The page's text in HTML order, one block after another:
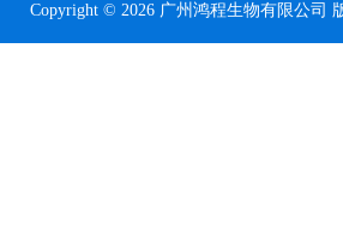
Copyright © 2026 广州鸿程生物有限公司